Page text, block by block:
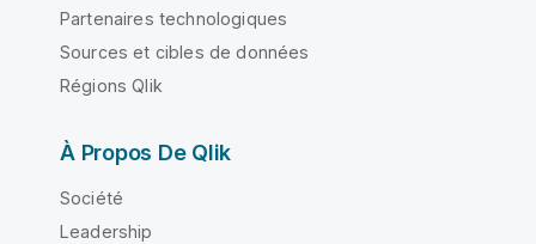
Partenaires technologiques
Sources et cibles de données
Régions Qlik
À Propos De Qlik
Société
Leadership